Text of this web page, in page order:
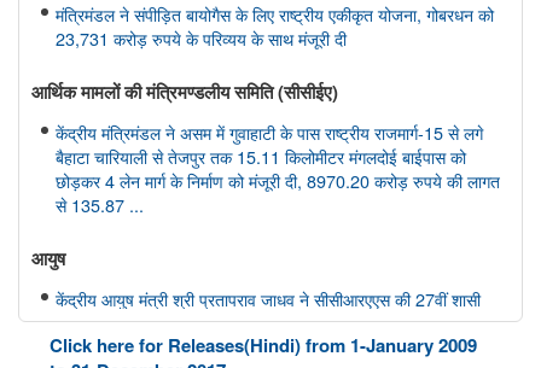
मंत्रिमंडल ने संपीड़ित बायोगैस के लिए राष्ट्रीय एकीकृत योजना, गोबरधन को
23,731 करोड़ रुपये के परिव्यय के साथ मंजूरी दी
आर्थिक मामलों की मंत्रिमण्‍डलीय समिति (सीसीईए)
केंद्रीय मंत्रिमंडल ने असम में गुवाहाटी के पास राष्ट्रीय राजमार्ग-15 से लगे
बैहाटा चारियाली से तेजपुर तक 15.11 किलोमीटर मंगलदोई बाईपास को
छोड़कर 4 लेन मार्ग के निर्माण को मंजूरी दी, 8970.20 करोड़ रुपये की लागत
से 135.87 ...
आयुष
केंद्रीय आयुष मंत्री श्री प्रतापराव जाधव ने सीसीआरएएस की 27वीं शासी
निकाय बैठक की अध्यक्षता की
Click here for Releases(Hindi) from 1-January 2009